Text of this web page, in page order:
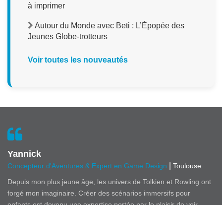
à imprimer
Autour du Monde avec Beti : L’Épopée des
Jeunes Globe-trotteurs
Voir toutes les nouveautés
Yannick
Concepteur d'Aventures & Expert en Game Design
Toulouse
Depuis mon plus jeune âge, les univers de Tolkien et Rowling ont
forgé mon imaginaire. Créer des scénarios immersifs pour